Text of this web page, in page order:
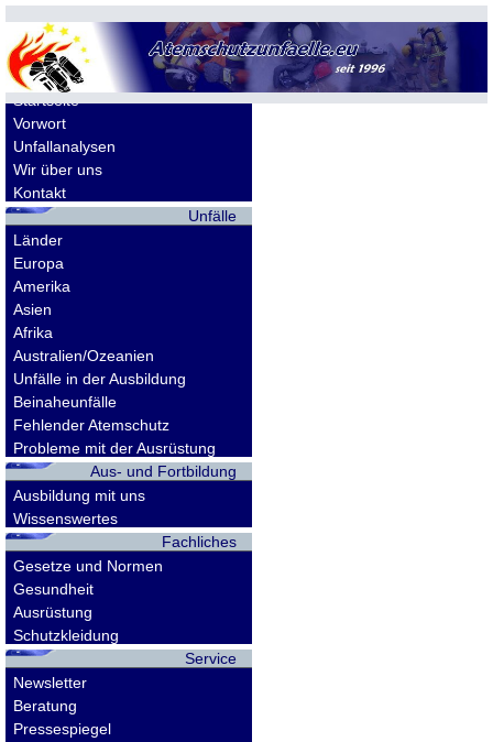
Allgemeines
Startseite
Vorwort
Unfallanalysen
Wir über uns
Kontakt
Unfälle
Länder
Europa
Amerika
Asien
Afrika
Australien/Ozeanien
Unfälle in der Ausbildung
Beinaheunfälle
Fehlender Atemschutz
Probleme mit der Ausrüstung
Aus- und Fortbildung
Ausbildung mit uns
Wissenswertes
Fachliches
Gesetze und Normen
Gesundheit
Ausrüstung
Schutzkleidung
Service
Newsletter
Beratung
Pressespiegel